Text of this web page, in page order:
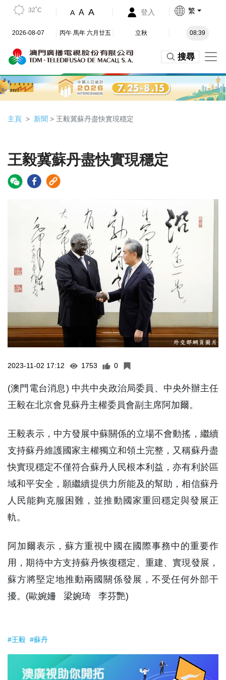
32˚C A A A 登入 繁
2026-08-07 丙午 馬年 六月廿五 立秋 08:39
搜尋
主頁 新聞 > 王毅冀蘇丹盡快實現穩定
王毅冀蘇丹盡快實現穩定
2023-11-02 17:12 1753 0
(澳門電台消息) 中共中央政治局委員、中央外辦主任
王毅在北京會見蘇丹主權委員會副主席阿加爾。
王毅表示，中方發展中蘇關係的立場不會動搖，繼續
支持蘇丹維護國家主權獨立和領土完整，又稱蘇丹盡
快實現穩定不僅符合蘇丹人民根本利益，亦有利於區
域和平安全，願繼續提供力所能及的幫助，相信蘇丹
人民能夠克服困難，並推動國家重回穩定與發展正
軌。
阿加爾表示，蘇方重視中國在國際事務中的重要作
用，期待中方支持蘇丹恢復穩定、重建、實現發展，
蘇方將堅定地推動兩國關係發展，不受任何外部干
擾。(歐婉姍 梁婉琦 李芬艷)
#王毅 #蘇丹